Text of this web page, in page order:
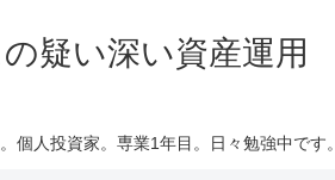
の疑い深い資産運用
個人投資家。専業1年目。日々勉強中です。